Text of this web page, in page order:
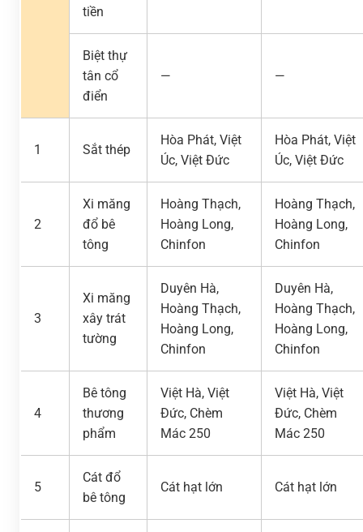
tiền
Biệt thự
tân cổ
điển
— —
1 Sắt thép
Hòa Phát, Việt
Úc, Việt Đức
Hòa Phát, Việt
Úc, Việt Đức
2
Xi măng
đổ bê
tông
Hoàng Thạch,
Hoàng Long,
Chinfon
Hoàng Thạch,
Hoàng Long,
Chinfon
3
Xi măng
xây trát
tường
Duyên Hà,
Hoàng Thạch,
Hoàng Long,
Chinfon
Duyên Hà,
Hoàng Thạch,
Hoàng Long,
Chinfon
4
Bê tông
thương
phẩm
Việt Hà, Việt
Đức, Chèm
Mác 250
Việt Hà, Việt
Đức, Chèm
Mác 250
5
Cát đổ
bê tông
Cát hạt lớn Cát hạt lớn